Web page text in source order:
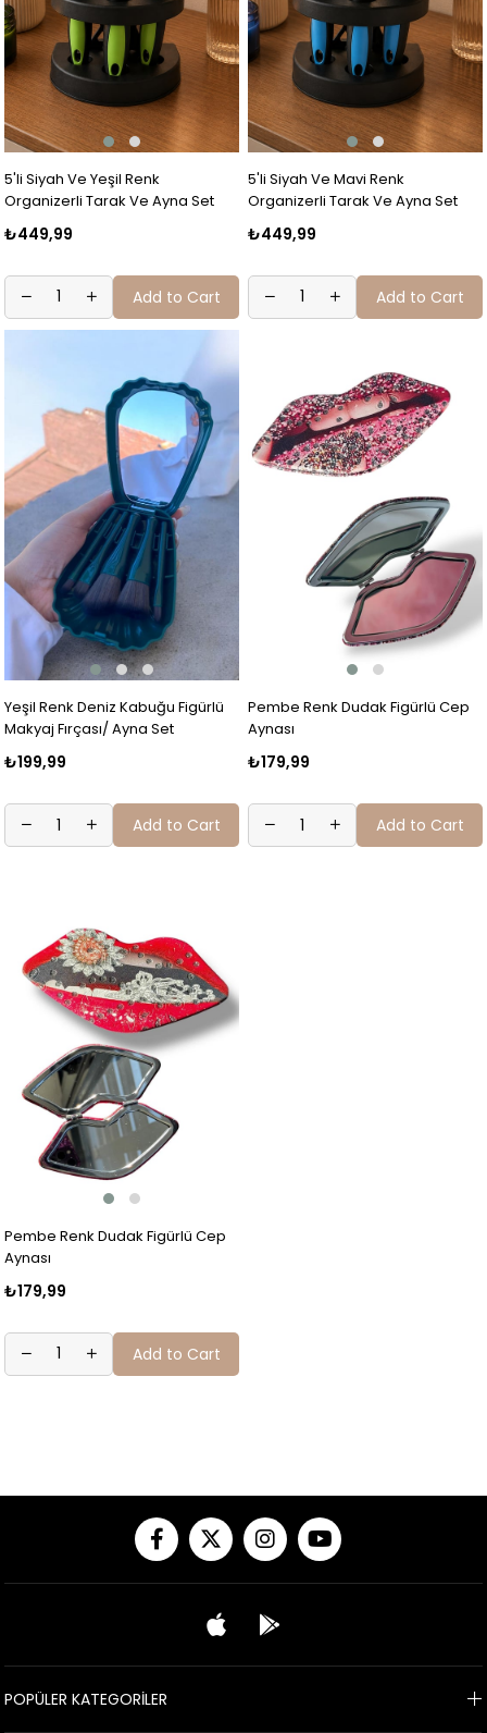
5'li Siyah Ve Yeşil Renk
Organizerli Tarak Ve Ayna Set
₺449,99
Add to Cart
5'li Siyah Ve Mavi Renk
Organizerli Tarak Ve Ayna Set
₺449,99
Add to Cart
Yeşil Renk Deniz Kabuğu Figürlü
Makyaj Fırçası/ Ayna Set
₺199,99
Add to Cart
Pembe Renk Dudak Figürlü Cep
Aynası
₺179,99
Add to Cart
Pembe Renk Dudak Figürlü Cep
Aynası
₺179,99
Add to Cart
POPÜLER KATEGORİLER